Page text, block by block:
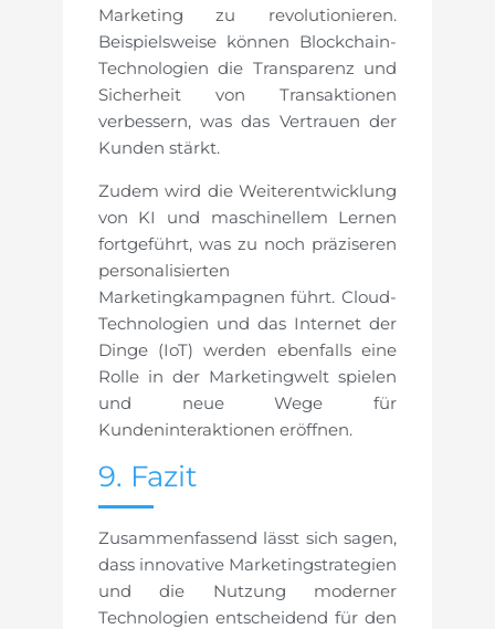
Marketing zu revolutionieren.
Beispielsweise können Blockchain-
Technologien die Transparenz und
Sicherheit von Transaktionen
verbessern, was das Vertrauen der
Kunden stärkt.
Zudem wird die Weiterentwicklung
von KI und maschinellem Lernen
fortgeführt, was zu noch präziseren
personalisierten
Marketingkampagnen führt. Cloud-
Technologien und das Internet der
Dinge (IoT) werden ebenfalls eine
Rolle in der Marketingwelt spielen
und neue Wege für
Kundeninteraktionen eröffnen.
9. Fazit
Zusammenfassend lässt sich sagen,
dass innovative Marketingstrategien
und die Nutzung moderner
Technologien entscheidend für den